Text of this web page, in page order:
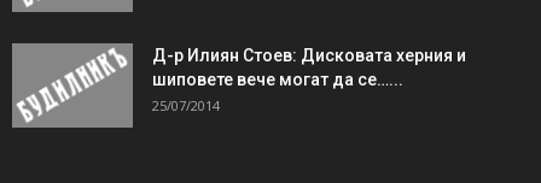
Д-р Илиян Стоев: Дисковата херния и
шиповете вече могат да се…...
25/07/2014